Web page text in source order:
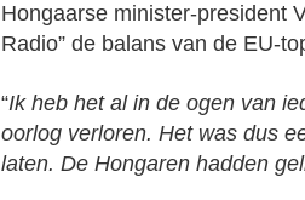
Hongaarse minister-president
Radio” de balans van de EU-
“Ik heb het al in de ogen van
oorlog verloren. Het was dus
laten. De Hongaren hadden